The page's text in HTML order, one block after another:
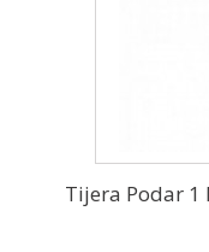
Tijera Podar 1